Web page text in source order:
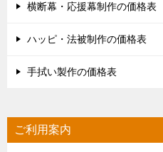
横断幕・応援幕制作の価格表
ハッピ・法被制作の価格表
手拭い製作の価格表
ご利用案内